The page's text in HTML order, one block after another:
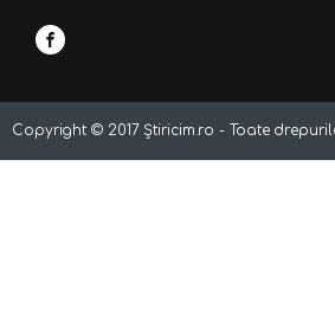
Copyright © 2017 Știricim.ro - Toate